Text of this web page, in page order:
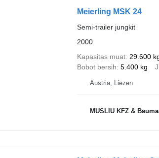
Meierling MSK 24
Semi-trailer jungkit
2000
Kapasitas muat 29.600
Bobot bersih 5.400 kg
Austria, Liezen
MUSLIU KFZ &